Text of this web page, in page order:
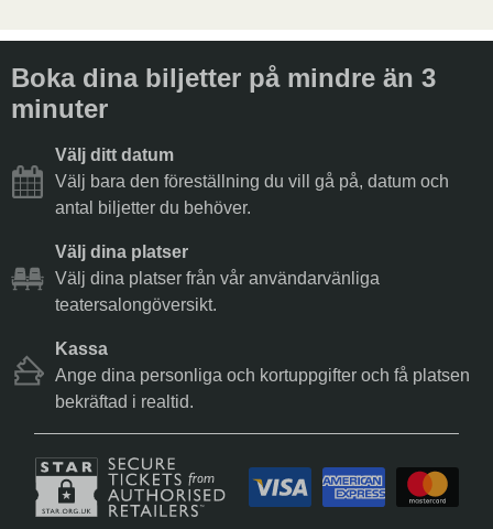
Boka dina biljetter på mindre än 3
minuter
Välj ditt datum
Välj bara den föreställning du vill gå på, datum och
antal biljetter du behöver.
Välj dina platser
Välj dina platser från vår användarvänliga
teatersalongöversikt.
Kassa
Ange dina personliga och kortuppgifter och få platsen
bekräftad i realtid.